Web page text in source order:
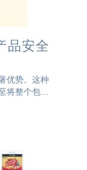
品安全
优势。这种
将整个包装
能有效杜绝